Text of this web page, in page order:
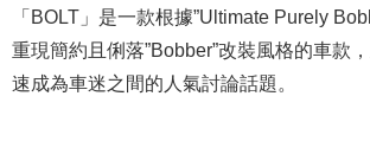
「BOLT」是一款根據”Ultimate Purely
重現簡約且俐落”Bobber”改裝風格的車款
速成為車迷之間的人氣討論話題。